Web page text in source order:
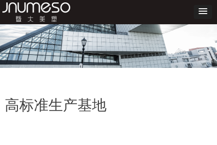
高标准生产基地